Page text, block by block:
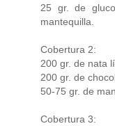
25 gr. de
mantequilla.
Cobertura 2:
200 gr. de nata
200 gr. de
50-75 gr. de
Cobertura 3: